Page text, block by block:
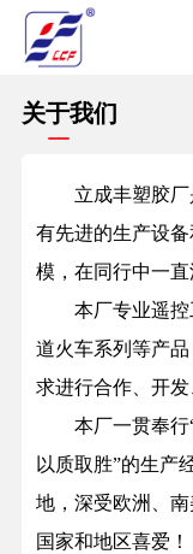
关于我们
立成丰塑胶厂
有先进的生产设
模，在同行中一直
本厂专业遥控
道火车系列等产
求进行合作、开发
本厂一贯奉行“
以质取胜”的生产
地，深受欧洲、
国家和地区喜爱！